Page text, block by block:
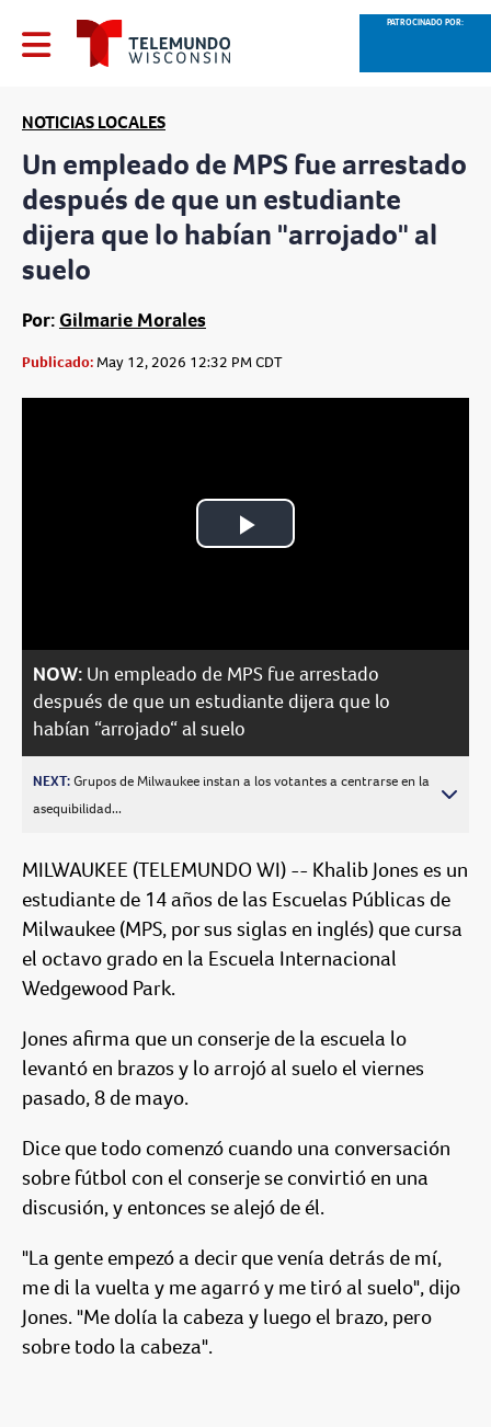
PATROCINADO POR:
NOTICIAS LOCALES
Un empleado de MPS fue arrestado
después de que un estudiante
dijera que lo habían "arrojado" al
suelo
Por: Gilmarie Morales
Publicado: May 12, 2026 12:32 PM CDT
Play
NOW: Un empleado de MPS fue arrestado
después de que un estudiante dijera que lo
habían “arrojado“ al suelo
NEXT:Grupos de Milwaukee instan a los votantes a centrarse en la
asequibilidad...
MILWAUKEE (TELEMUNDO WI) -- Khalib Jones es un
estudiante de 14 años de las Escuelas Públicas de
Milwaukee (MPS, por sus siglas en inglés) que cursa
el octavo grado en la Escuela Internacional
Wedgewood Park.
Jones afirma que un conserje de la escuela lo
levantó en brazos y lo arrojó al suelo el viernes
pasado, 8 de mayo.
Dice que todo comenzó cuando una conversación
sobre fútbol con el conserje se convirtió en una
discusión, y entonces se alejó de él.
"La gente empezó a decir que venía detrás de mí,
me di la vuelta y me agarró y me tiró al suelo", dijo
Jones. "Me dolía la cabeza y luego el brazo, pero
sobre todo la cabeza".